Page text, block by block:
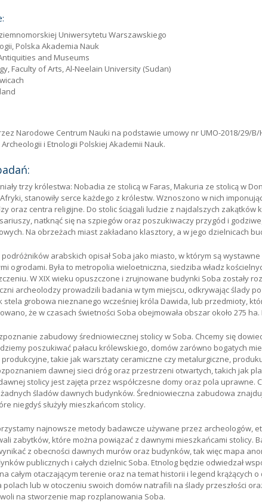
Uniwersytetu Warszawskiego
Polska Akademia Nauk
and Museums
Faculty of Arts, Al-Neelain University (Sudan)
Narodowe Centrum Nauki na podstawie umowy nr UMO-2018/29/
i Etnologii Polskiej Akademii Nauk.
trzy królestwa: Nobadia ze stolicą w Faras, Makuria ze stolicą w
stanowiły serce każdego z królestw. Wznoszono w nich
oraz centra religijne. Do stolic ściągali ludzie z najdalszych
natknąć się na szpiegów oraz poszukiwaczy przygód i
Na obrzeżach miast zakładano klasztory, a w jego dzielnicach
arabskich opisał Soba jako miasto, w którym są
ogrodami. Była to metropolia wieloetniczna, siedziba władz
W XIX wieku opuszczone i zrujnowane budynki Soba zostały
archeolodzy prowadzili badania w tym miejscu, odkrywając ślady
grobowa nieznanego wcześniej króla Dawida, lub przedmioty,
że w czasach świetności Soba obejmowała obszar około 275
zabudowy średniowiecznej stolicy w Soba. Chcemy się
poszukiwać pałacu królewskiego, domów zarówno bogatych
takie jak warsztaty ceramiczne czy metalurgiczne,
dawnej sieci dróg oraz przestrzeni otwartych, takich jak
stolicy jest zajęta przez współczesne domy oraz pola uprawne.
śladów dawnych budynków. Średniowieczna zabudowa
niegdyś służyły mieszkańcom stolicy.
najnowsze metody badawcze używane przez archeologów,
zabytków, które można powiązać z dawnymi mieszkańcami stolicy.
z obecności dawnych murów oraz budynków, tak więc mapa
publicznych i całych dzielnic Soba. Etnolog będzie odwiedzał
całym otaczającym terenie oraz na temat historii i legend krążących
lub w otoczeniu swoich domów natrafili na ślady przeszłości
na stworzenie map rozplanowania Soba.